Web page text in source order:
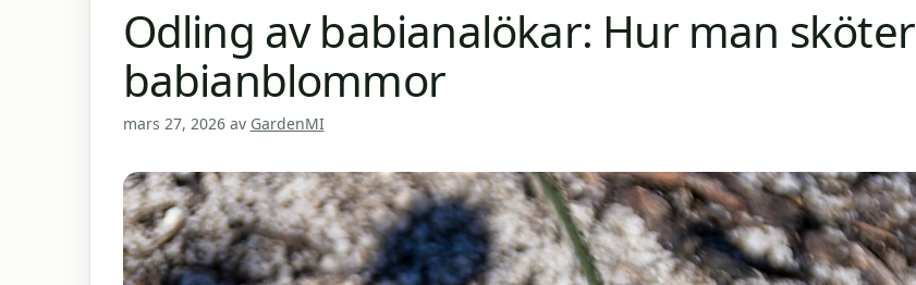
Odling av babianalökar: Hur man sköter
babianblommor
mars 27, 2026 av GardenMI